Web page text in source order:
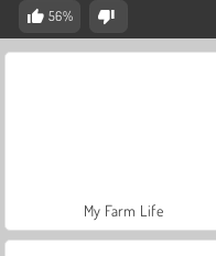
56%
My Farm Life